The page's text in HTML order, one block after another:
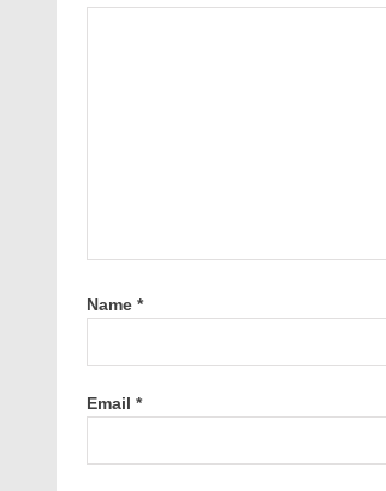
Name *
Email *